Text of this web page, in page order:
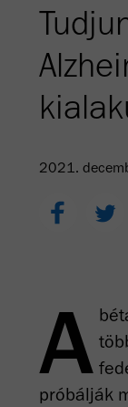
2021.
A
próbálják